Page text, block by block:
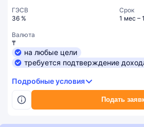
Подать
ГЭСВ
36 %
Срок
1 мес –
Валюта
₸
на любые цели
требуется подтверждение
Подробные условия